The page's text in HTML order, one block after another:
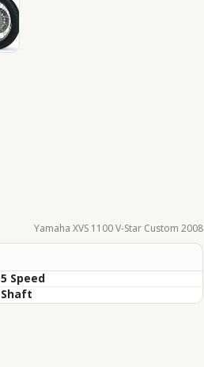
Yamaha XVS 1100 V-Star Custom 2008
5 Speed
Shaft